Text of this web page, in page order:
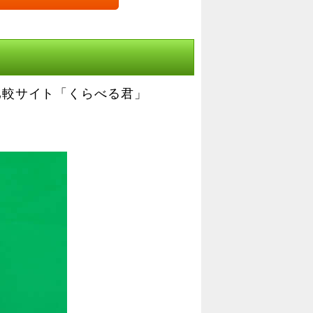
サイト「くらべる君」